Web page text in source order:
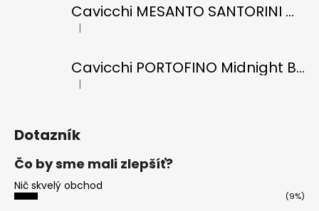
Cavicchi MESANTO SANTORINI Oil Green di ROMANO
Hodnotenie produktu je 5 z 5 hviezdičiek.
|
Cavicchi PORTOFINO Midnight Black di RICCI
Hodnotenie produktu je 5 z 5 hviezdičiek.
|
Dotazník
Čo by sme mali zlepšíť?
Nič skvelý obchod
(9%)